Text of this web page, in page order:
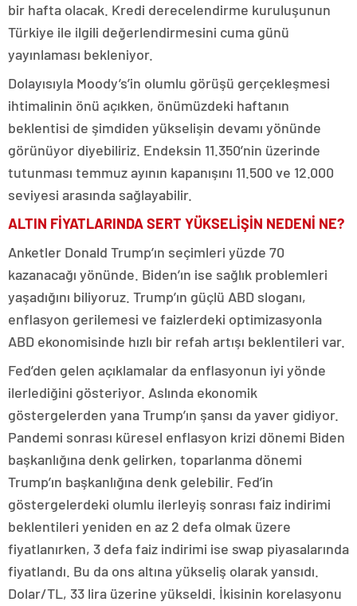
bir hafta olacak. Kredi derecelendirme kuruluşunun
Türkiye ile ilgili değerlendirmesini cuma günü
yayınlaması bekleniyor.
Dolayısıyla Moody’s’in olumlu görüşü gerçekleşmesi
ihtimalinin önü açıkken, önümüzdeki haftanın
beklentisi de şimdiden yükselişin devamı yönünde
görünüyor diyebiliriz. Endeksin 11.350’nin üzerinde
tutunması temmuz ayının kapanışını 11.500 ve 12.000
seviyesi arasında sağlayabilir.
ALTIN FİYATLARINDA SERT YÜKSELİŞİN NEDENİ NE?
Anketler Donald Trump’ın seçimleri yüzde 70
kazanacağı yönünde. Biden’ın ise sağlık problemleri
yaşadığını biliyoruz. Trump’ın güçlü ABD sloganı,
enflasyon gerilemesi ve faizlerdeki optimizasyonla
ABD ekonomisinde hızlı bir refah artışı beklentileri var.
Fed’den gelen açıklamalar da enflasyonun iyi yönde
ilerlediğini gösteriyor. Aslında ekonomik
göstergelerden yana Trump’ın şansı da yaver gidiyor.
Pandemi sonrası küresel enflasyon krizi dönemi Biden
başkanlığına denk gelirken, toparlanma dönemi
Trump’ın başkanlığına denk gelebilir. Fed’in
göstergelerdeki olumlu ilerleyiş sonrası faiz indirimi
beklentileri yeniden en az 2 defa olmak üzere
fiyatlanırken, 3 defa faiz indirimi ise swap piyasalarında
fiyatlandı. Bu da ons altına yükseliş olarak yansıdı.
Dolar/TL, 33 lira üzerine yükseldi. İkisinin korelasyonu